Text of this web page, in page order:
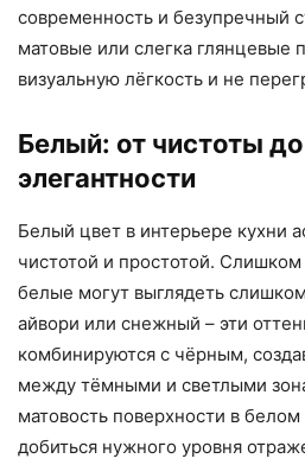
современность и безупречный
матовые или слегка глянцевые
визуальную лёгкость и не
Белый: от чистоты
элегантности
Белый цвет в интерьере кухни
чистотой и простотой.
белые могут выглядеть
айвори или снежный – эти
комбинируются с чёрным,
между тёмными и светлыми
матовость поверхности в
добиться нужного уровня